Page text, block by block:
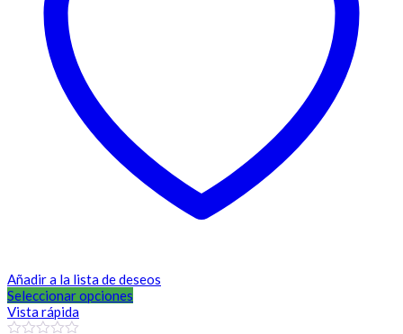
Añadir a la lista de deseos
Seleccionar opciones
Vista rápida